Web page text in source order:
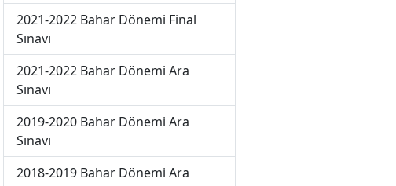
2021-2022 Bahar Dönemi Final
Sınavı
2021-2022 Bahar Dönemi Ara
Sınavı
2019-2020 Bahar Dönemi Ara
Sınavı
2018-2019 Bahar Dönemi Ara